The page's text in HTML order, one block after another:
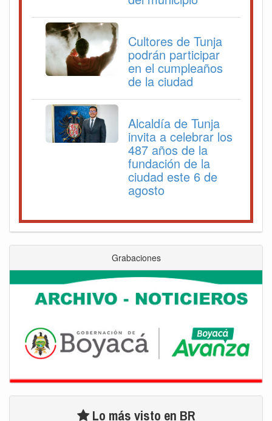
Cultores de Tunja
podrán participar
en el cumpleaños
de la ciudad
Alcaldía de Tunja
invita a celebrar los
487 años de la
fundación de la
ciudad este 6 de
agosto
Grabaciones
Lo más visto en BR